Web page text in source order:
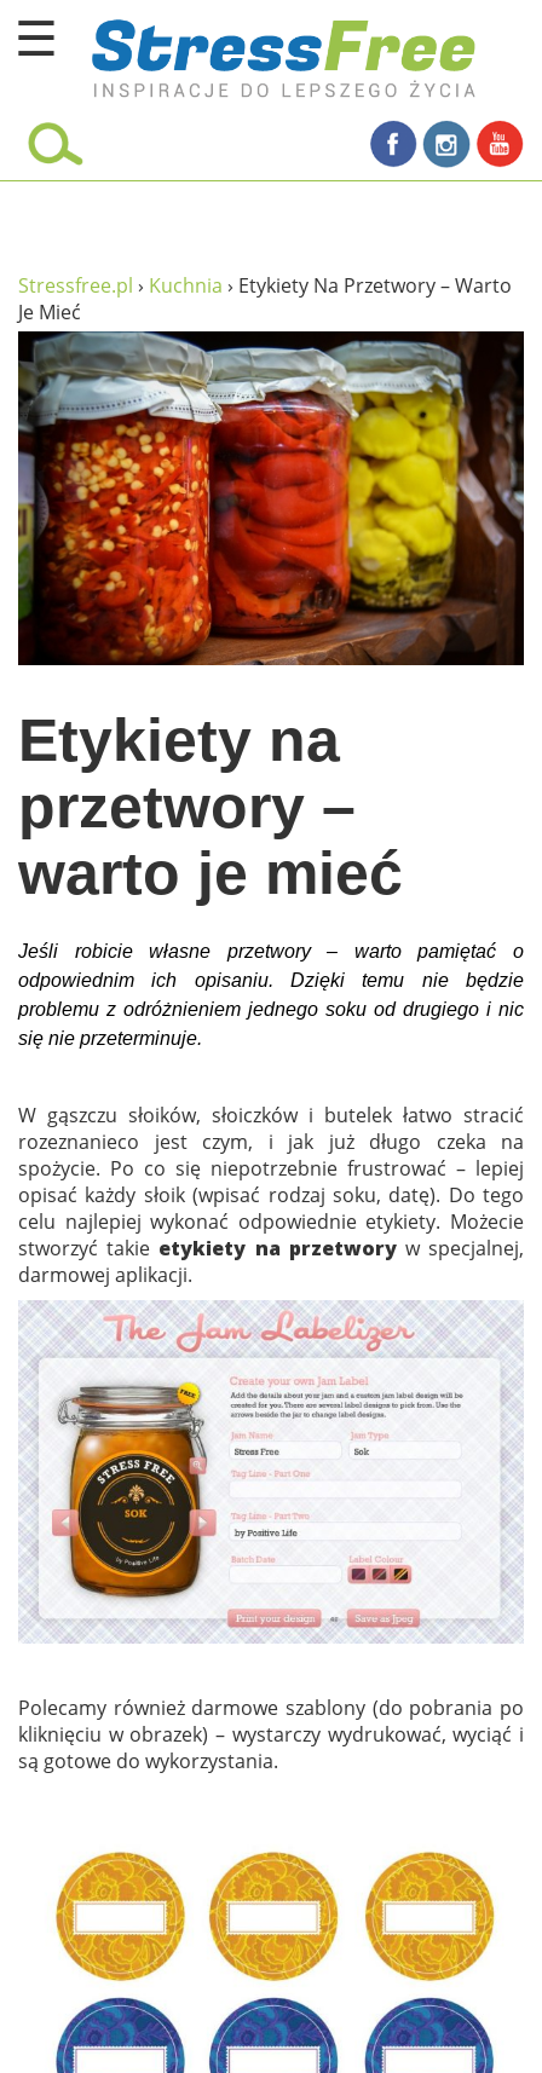
☰
Kursy online
umysł
proste życie
relaks
filozofia życia
wolność od stresu
miłość i rodzina
w rodzinie
wychowanie dzieci
edukacja
zabawy dla dzieci
Inspiracje
sposób na życie
podróże
zrób to sam
kuchnia
praca
galerie
Stressfree.pl › Kuchnia › Etykiety Na Przetwory – Warto
Je Mieć
Etykiety na
przetwory –
warto je mieć
Jeśli robicie własne przetwory – warto pamiętać o
odpowiednim ich opisaniu. Dzięki temu nie będzie
problemu z odróżnieniem jednego soku od drugiego i nic
się nie przeterminuje.
W gąszczu słoików, słoiczków i butelek łatwo stracić
rozeznanieco jest czym, i jak już długo czeka na
spożycie. Po co się niepotrzebnie frustrować – lepiej
opisać każdy słoik (wpisać rodzaj soku, datę). Do tego
celu najlepiej wykonać odpowiednie etykiety. Możecie
stworzyć takie etykiety na przetworyw specjalnej,
darmowej aplikacji.
Polecamy również darmowe szablony (do pobrania po
kliknięciu w obrazek) – wystarczy wydrukować, wyciąć i
są gotowe do wykorzystania.